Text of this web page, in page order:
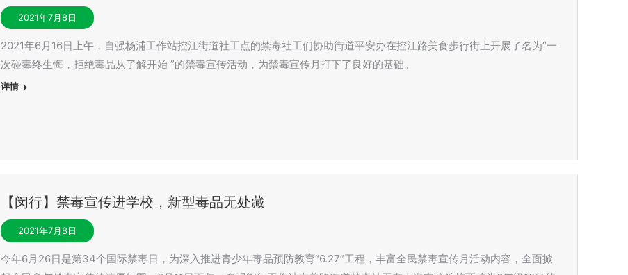
2021年7月8日
2021年6月16日上午，自强杨浦工作站控江街道社工点的禁毒社工们协助街道平安办在控江路美食步行街上开展了名为“一
次碰毒终生悔，拒绝毒品从了解开始 ”的禁毒宣传活动，为禁毒宣传月打下了良好的基础。
详情
【闵行】禁毒宣传进学校，新型毒品无处藏
2021年7月8日
今年6月26日是第34个国际禁毒日，为深入推进青少年毒品预防教育“6.27”工程，丰富全民禁毒宣传月活动内容，全面掀